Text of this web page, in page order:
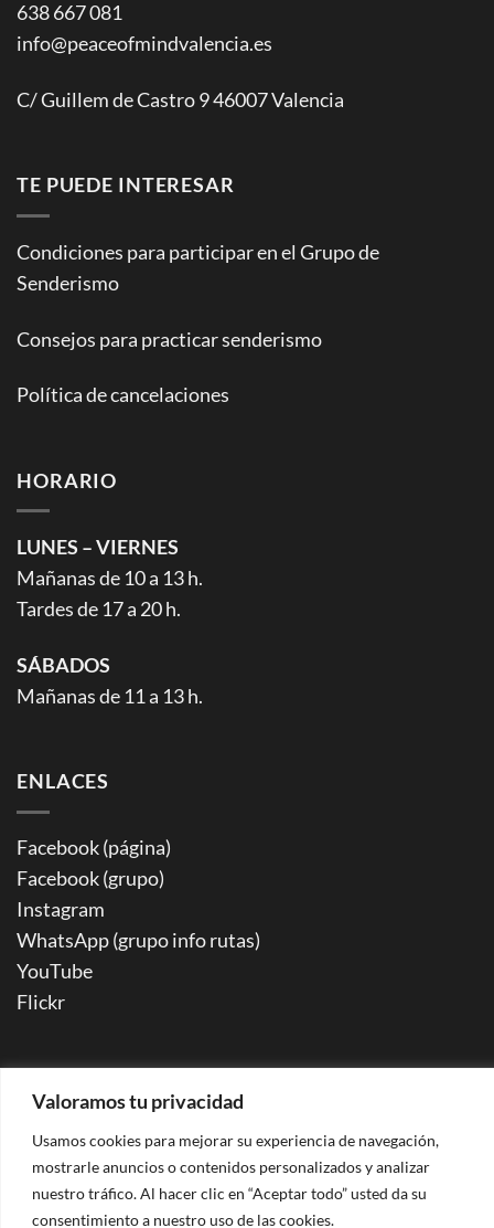
Valoramos tu privacidad
Usamos cookies para mejorar su experiencia de navegación,
mostrarle anuncios o contenidos personalizados y analizar
nuestro tráfico. Al hacer clic en “Aceptar todo” usted da su
consentimiento a nuestro uso de las cookies.
638 667 081
info@peaceofmindvalencia.es
C/ Guillem de Castro 9 46007 Valencia
TE PUEDE INTERESAR
Condiciones para participar en el Grupo de
Senderismo
Consejos para practicar senderismo
Política de cancelaciones
HORARIO
LUNES – VIERNES
Mañanas de 10 a 13 h.
Tardes de 17 a 20 h.
SÁBADOS
Mañanas de 11 a 13 h.
ENLACES
Facebook (página)
Facebook (grupo)
Instagram
WhatsApp (grupo info rutas)
YouTube
Flickr
Peace of Mind 2026 ©Aviso legal | Política de privacidad |
CV-Mm2515-V |
26.023076/V Registro sanitario para comidas de grupos